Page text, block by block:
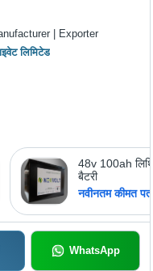
| Exporter
लिमिटेड
48v 100ah
बैटरी
नवीनतम कीमत
WhatsApp